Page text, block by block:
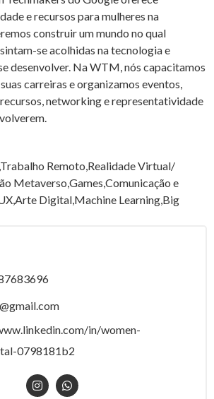
e recursos para mulheres na
construir um mundo no qual
se acolhidas na tecnologia e
desenvolver. Na WTM, nós capacitamos
carreiras e organizamos eventos,
networking e representatividade
Remoto,Realidade Virtual/
Metaverso,Games,Comunicação e
Digital,Machine Learning,Big
in/women-
0798181b2